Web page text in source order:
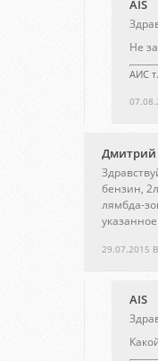
AIS
Не
АИС
Дмитрий
29.07.2015
бензин,
лямбда-
AIS